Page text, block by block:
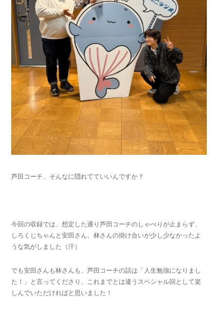
芦田コーチ、そんなに隠れてていいんですか？
今回の収録では、想定した通り芦田コーチのしゃべりが止まらず、
しろくじちゃんと安田さん、林さんの掛け合いが少し少なかったよ
うな気がしました（汗）
でも安田さんも林さんも、芦田コーチの話は「人生勉強になりまし
た！」と言ってくださり、これまでとは違うスペシャル回として楽
しんでいただければと思いました！